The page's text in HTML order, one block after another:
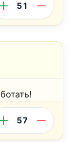
51
57